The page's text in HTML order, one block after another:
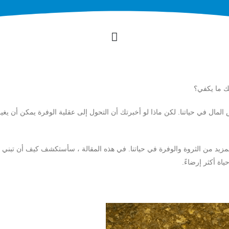
ما يكفي؟
في حياتنا. لكن ماذا لو أخبرتك أن التحول إلى عقلية الوفرة يمكن أن
من الثروة والوفرة في حياتنا. في هذه المقالة ، سأستكشف كيف أن تبني
أكثر إرضاءً.